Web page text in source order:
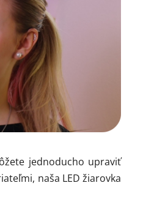
jednoducho upraviť
naša LED žiarovka